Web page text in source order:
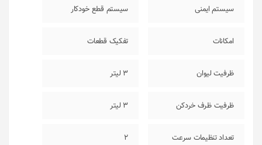
سیستم ایمنی سیستم قطع خودکار
امکانات تفکیک قطعات
ظرفیت لیوان 3 لیتر
ظرفیت ظرف خردکن 3 لیتر
تعداد تنظیمات سرعت 2